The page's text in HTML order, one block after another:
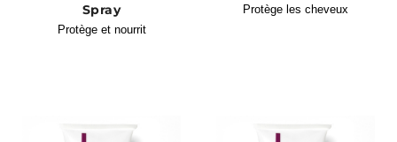
Spray
Protège et nourrit
Protège les cheveux